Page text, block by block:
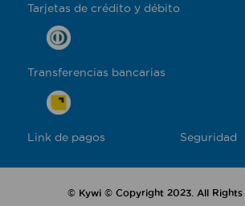
Tarjetas de crédito y débito
Transferencias bancarias
Link de pagos Seguridad
© Kywi © Copyright 2023. All Rights